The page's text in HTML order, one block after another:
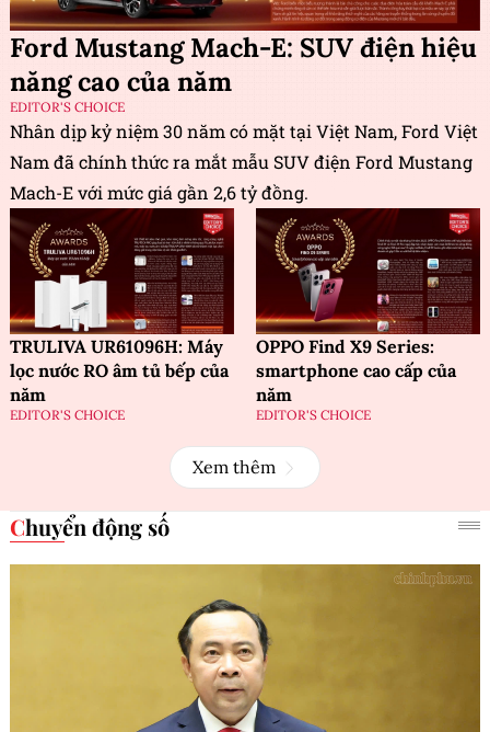
Ford Mustang Mach-E: SUV điện hiệu
năng cao của năm
EDITOR'S CHOICE
Nhân dịp kỷ niệm 30 năm có mặt tại Việt Nam, Ford Việt
Nam đã chính thức ra mắt mẫu SUV điện Ford Mustang
Mach-E với mức giá gần 2,6 tỷ đồng.
TRULIVA UR61096H: Máy
lọc nước RO âm tủ bếp của
năm
EDITOR'S CHOICE
OPPO Find X9 Series:
smartphone cao cấp của
năm
EDITOR'S CHOICE
Xem thêm
Chuyển động số